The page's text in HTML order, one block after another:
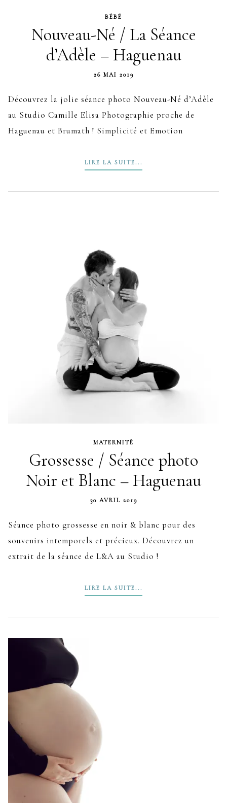
BÉBÉ
Nouveau-Né / La Séance
d’Adèle – Haguenau
26 MAI 2019
Découvrez la jolie séance photo Nouveau-Né d’Adèle
au Studio Camille Elisa Photographie proche de
Haguenau et Brumath ! Simplicité et Emotion
LIRE LA SUITE...
MATERNITÉ
Grossesse / Séance photo
Noir et Blanc – Haguenau
30 AVRIL 2019
Séance photo grossesse en noir & blanc pour des
souvenirs intemporels et précieux. Découvrez un
extrait de la séance de L&A au Studio !
LIRE LA SUITE...